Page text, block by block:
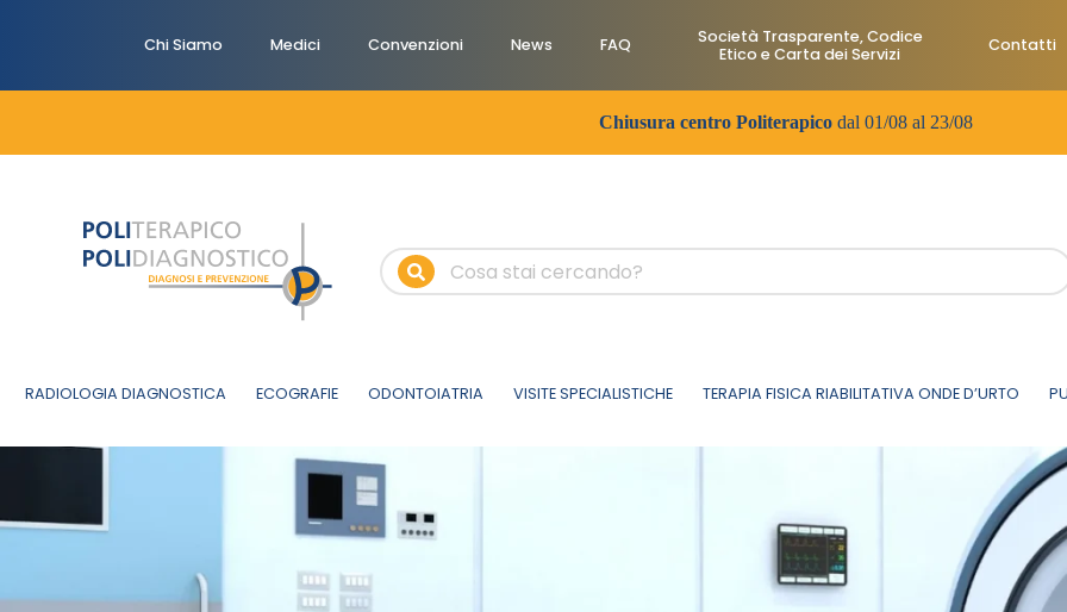
Chi Siamo Medici Convenzioni News FAQ
Società Trasparente, Codice
Etico e Carta dei Servizi
Contatti
Chiusura centro Politerapicodal 01/08 al 23/08
RADIOLOGIA DIAGNOSTICA ECOGRAFIE ODONTOIATRIA VISITE SPECIALISTICHE TERAPIA FISICA RIABILITATIVA ONDE D’URTO